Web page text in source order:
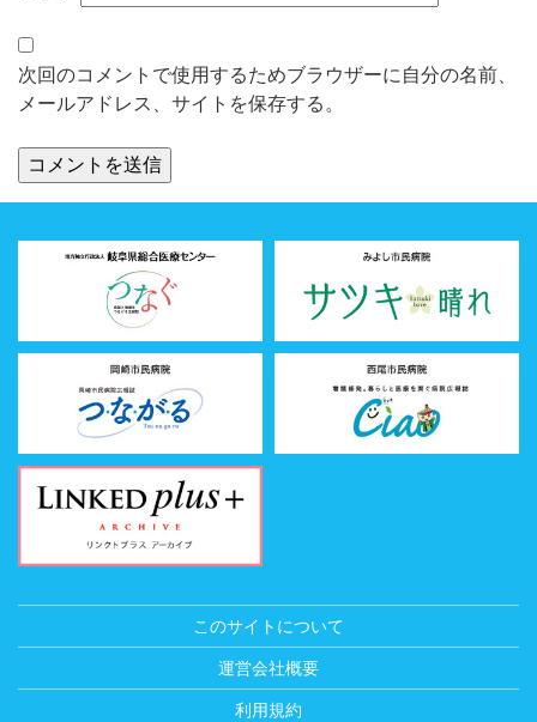
次回のコメントで使用するためブラウザーに自分の名前、
メールアドレス、サイトを保存する。
このサイトについて
運営会社概要
利用規約